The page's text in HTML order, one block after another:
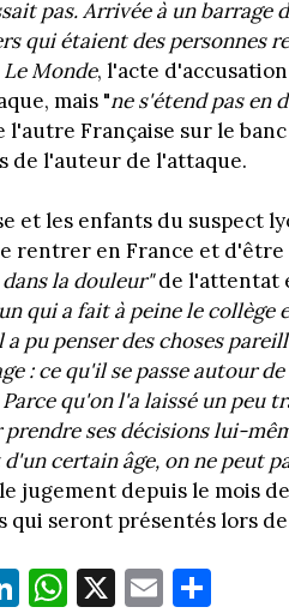
pas. Arrivée à un barrage
qui étaient des personnes
Le Monde, l'acte
mais "ne s'étend pas en
l'autre Française sur le
de l'auteur de l'attaque.
et les enfants du suspect
rentrer en France et d'être
la douleur"de l'attentat
qui a fait à peine le collège
a pu penser des choses
: ce qu'il se passe autour
Parce qu'on l'a laissé un peu
ses décisions lui-
certain âge, on ne peut
jugement depuis le mois
qui seront présentés lors
Li W X E